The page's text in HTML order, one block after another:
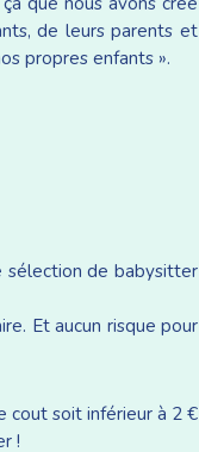
de leurs parents et
propres enfants ».
sélection de babysitter
Et aucun risque pour
cout soit inférieur à 2 €
!